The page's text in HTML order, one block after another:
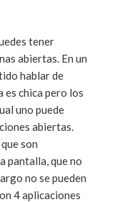
tener
En un
hablar de
es chica pero los
uno puede
abiertas.
son
pantalla, que no
no se pueden
4 aplicaciones